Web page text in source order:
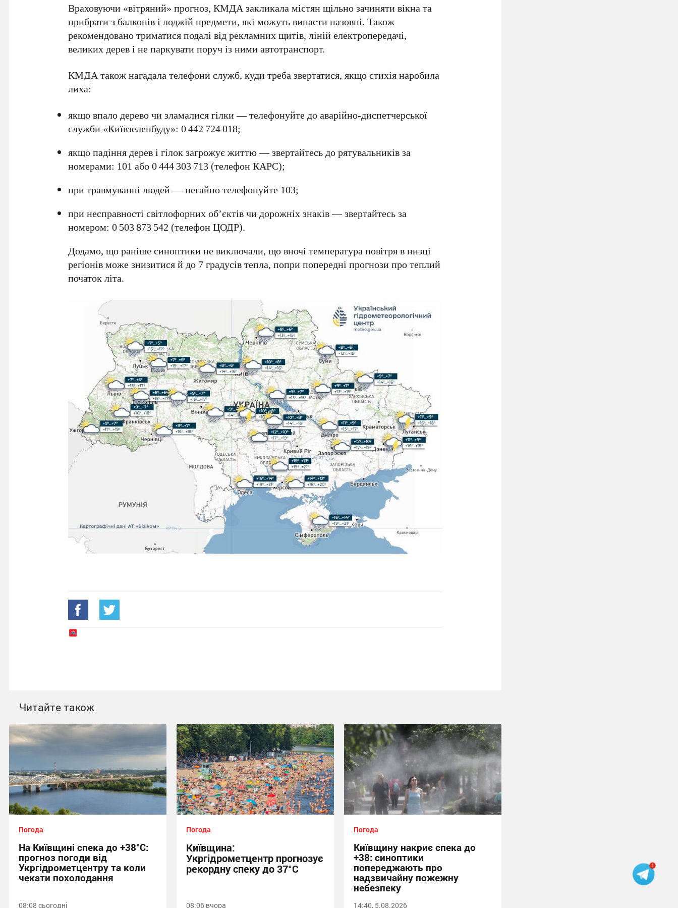
Враховуючи «вітряний» прогноз,КМДАзакликала містян щільно зачиняти вікна та
прибрати з балконів і лоджій предмети, які можуть випасти назовні. Також
рекомендовано триматися подалі від рекламних щитів, ліній електропередачі,
великих дерев і не паркувати поруч із ними автотранспорт.
КМДАтакож нагадала телефони служб, куди треба звертатися, якщо стихія наробила
лиха:
якщо впало дерево чи зламалися гілки — телефонуйте до аварійно-диспетчерської
служби «Київзеленбуду»:0 442 724 018;
якщо падіння дерев і гілок загрожує життю — звертайтесь до рятувальників за
номерами: 101 або0 444 303 713 (телефонКАРС);
при травмуванні людей — негайно телефонуйте 103;
при несправності світлофорних об’єктів чи дорожніх знаків — звертайтесь за
номером:0 503 873 542 (телефонЦОДР).
Додамо, що раніше синоптики не виключали, що вночі температура повітря в низці
регіонів може знизитися й до 7 градусів тепла, попри попередні прогнози про теплий
початок літа.
Читайте також
Погода
На Київщині спека до +38°С:
прогноз погоди від
Укргідрометцентру та коли
чекати похолодання
08:08 сьогодні
Погода
Київщина:
Укргідрометцентр прогнозує
рекордну спеку до 37°C
08:06 вчора
Погода
Київщину накриє спека до
+38: синоптики
попереджають про
надзвичайну пожежну
небезпеку
14:40, 5.08.2026